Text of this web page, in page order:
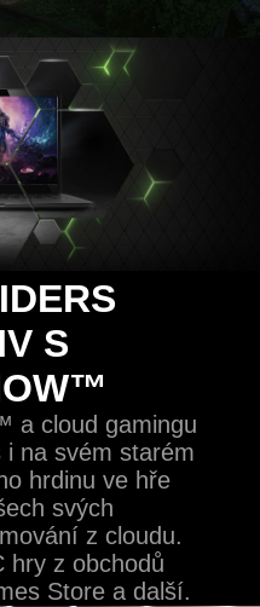
S
a cloud gamingu
na svém starém
hrdinu ve hře
svých
z cloudu.
hry z obchodů
Store a další.